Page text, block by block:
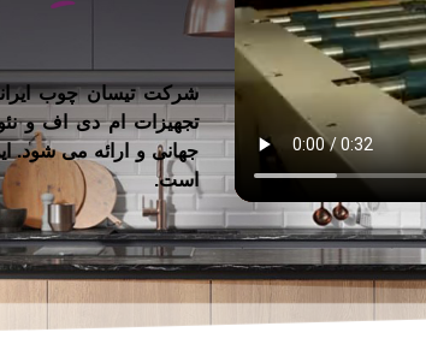
تجهیزات ام دی اف و
جهانی و ارائه می شود.
است.